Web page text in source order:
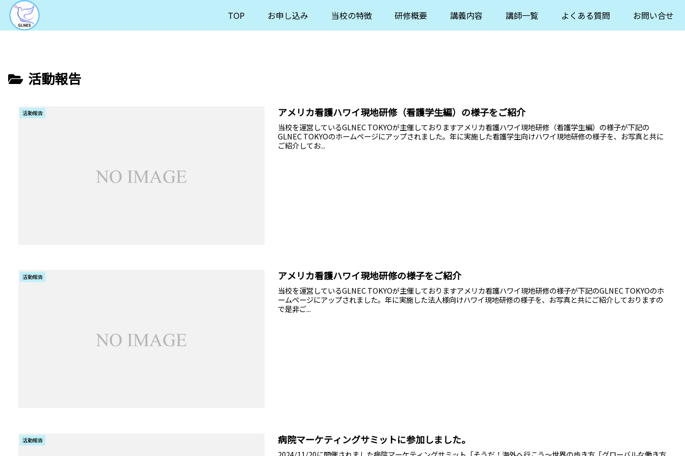
TOP お申し込み 当校の特徴 研修概要 講義内容 講師一覧 よくある質問 お問い合せ
活動報告
活動報告 アメリカ看護ハワイ現地研修（看護学生編）の様子をご紹介
当校を運営しているGLNEC TOKYOが主催しておりますアメリカ看護ハワイ現地研修（看護学生編）の様子が下記の
GLNEC TOKYOのホームページにアップされました。年に実施した看護学生向けハワイ現地研修の様子を、お写真と共に
ご紹介してお...
活動報告 アメリカ看護ハワイ現地研修の様子をご紹介
当校を運営しているGLNEC TOKYOが主催しておりますアメリカ看護ハワイ現地研修の様子が下記のGLNEC TOKYOのホ
ームページにアップされました。年に実施した法人様向けハワイ現地研修の様子を、お写真と共にご紹介しておりますの
で是非ご...
活動報告 病院マーケティングサミットに参加しました。